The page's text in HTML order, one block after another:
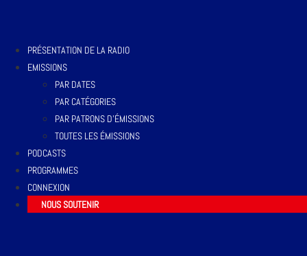
PRÉSENTATION DE LA RADIO
EMISSIONS
PAR DATES
PAR CATÉGORIES
PAR PATRONS D’ÉMISSIONS
TOUTES LES ÉMISSIONS
PODCASTS
PROGRAMMES
CONNEXION
NOUS SOUTENIR